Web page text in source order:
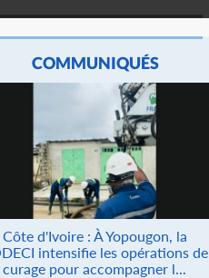
COMMUNIQUÉS
Côte d'Ivoire : À Yopougon, la
intensifie les opérations de
curage pour accompagner l...